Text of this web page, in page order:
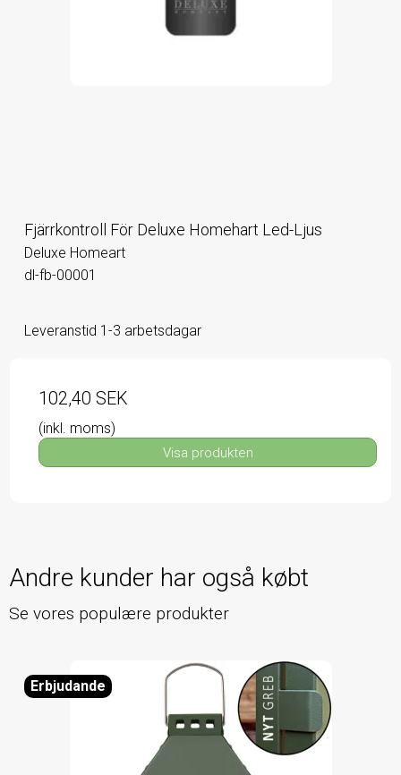
Fjärrkontroll För Deluxe Homehart Led-Ljus
Deluxe Homeart
dl-fb-00001
Leveranstid 1-3 arbetsdagar
102,40 SEK
(inkl. moms)
Visa produkten
Andre kunder har også købt
Se vores populære produkter
Erbjudande